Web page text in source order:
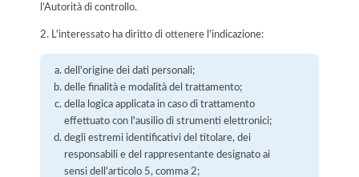
l’Autorità di controllo.
2. L'interessato ha diritto di ottenere l'indicazione:
dell'origine dei dati personali;
delle finalità e modalità del trattamento;
della logica applicata in caso di trattamento
effettuato con l'ausilio di strumenti elettronici;
degli estremi identificativi del titolare, dei
responsabili e del rappresentante designato ai
sensi dell'articolo 5, comma 2;